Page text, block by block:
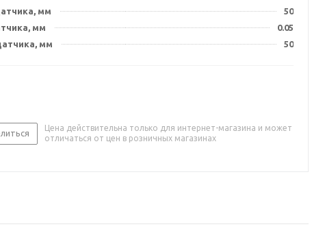
мм
50
мм
0.05
мм
50
Цена действительна только для интернет-магазина и может
отличаться от цен в розничных магазинах